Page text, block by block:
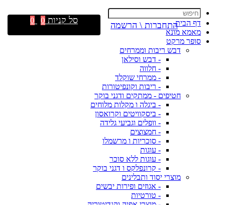
דף הבית
מאמא מונא
סופר מרקט
דבש ריבות וממרחים
- דבש וסילאן
- חלווה
- ממרחי שוקלד
- ריבות וקונפיטורות
חטיפים - ממתקים ודגני בוקר
- ביגלה ו מקלות מלוחים
- ביסקוויטים וקרואסון
- וופלים וגביעי גלידה
- חמצוצים
- סוכריות ו מרשמלו
- עוגות
- עוגות ללא סוכר
- קרונפלקס ו דגני בוקר
מוצרי יסוד ותבלינים
- אגוזים ופירות יבשים
- טורטיות
התחברות \ הרשמה סל קניות 0
0